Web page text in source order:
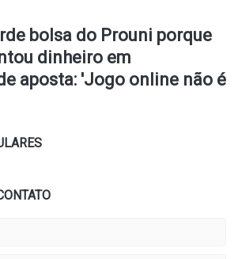
bolsa do Prouni porque
dinheiro em
aposta: 'Jogo online não é